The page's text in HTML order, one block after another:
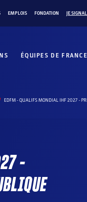
EMPLOIS FONDATION JE
ÉQUIPES DE FRANCE
EDFM - QUALIFS MONDIAL IHF 2027 -
–